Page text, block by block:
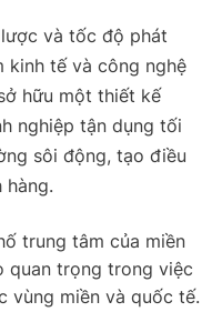
và tốc độ phát
kinh tế và công nghệ
hữu một thiết kế
nghiệp tận dụng tối
sôi động, tạo điều
hàng.
trung tâm của miền
quan trọng trong việc
vùng miền và quốc tế.